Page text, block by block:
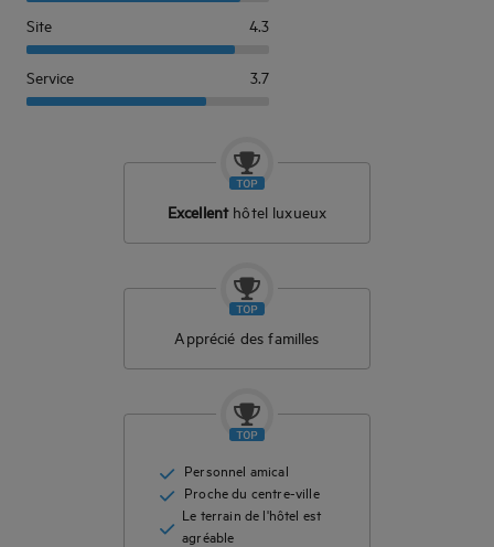
Site 4.3
Service 3.7
Excellent hôtel luxueux
Apprécié des familles
Personnel amical
Proche du centre-ville
Le terrain de l'hôtel est
agréable